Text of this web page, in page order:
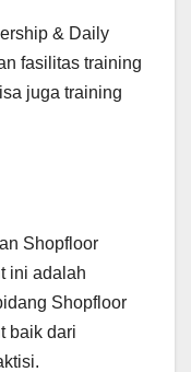
& Daily
fasilitas training
juga training
Shopfloor
ini adalah
Shopfloor
baik dari